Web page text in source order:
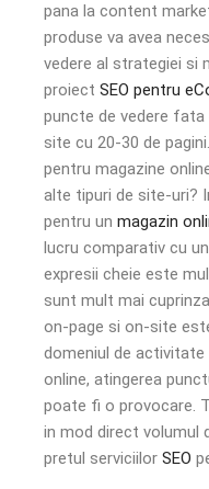
pana la content
produse va avea
vedere al strategiei si
proiect SEO pentru
puncte de vedere
site cu 20-30 de
pentru magazine
alte tipuri de site-uri?
pentru un magazin
lucru comparativ cu
expresii cheie este
sunt mult mai
on-page si on-site
domeniul de
online, atingerea
poate fi o provocare.
in mod direct volumul
pretul serviciilor SEO